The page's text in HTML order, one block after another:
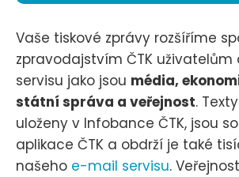
Vaše tiskové zprávy rozšíříme
zpravodajstvím ČTK
servisu jako jsou média,
státní správa a veřejnost.
uloženy v Infobance ČTK, jsou
aplikace ČTK a obdrží je také
našeho e-mail servisu.